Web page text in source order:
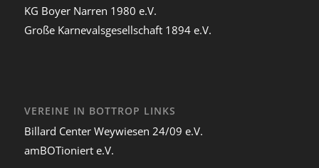
KG Boyer Narren 1980 e.V.
Große Karnevalsgesellschaft 1894 e.V.
VEREINE IN BOTTROP LINKS
Billard Center Weywiesen 24/09 e.V.
amBOTioniert e.V.